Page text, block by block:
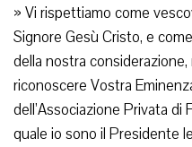
» Vi rispettiamo come
Signore Gesù Cristo, e
della nostra
riconoscere Vostra
dell’Associazione Privata di
quale io sono il Presidente